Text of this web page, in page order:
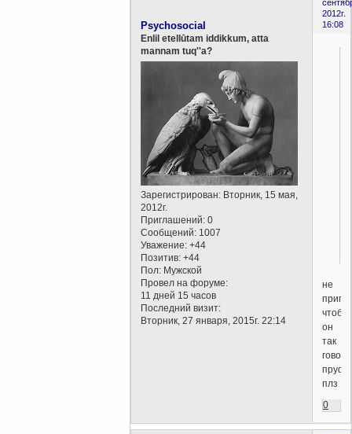
2012г.
16:08
Psychosocial
Enlil etellūtam iddikkum, atta
mannam tuq''a?
Зарегистрирован: Вторник, 15 мая,
2012г.
Приглашений: 0
Сообщений: 1007
Уважение: +44
Позитив: +44
Пол: Мужской
Провел на форуме:
11 дней 15 часов
Последний визит:
Вторник, 27 января, 2015г. 22:14
не
чтобы
он
так
пруф
плз
0